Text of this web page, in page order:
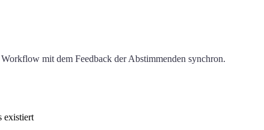
mit dem Feedback der Abstimmenden synchron.
existiert